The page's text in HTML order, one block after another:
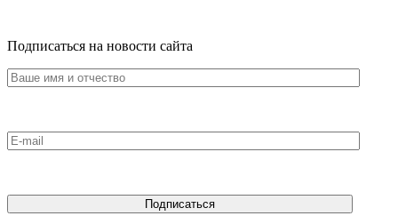
Подписаться на новости сайта